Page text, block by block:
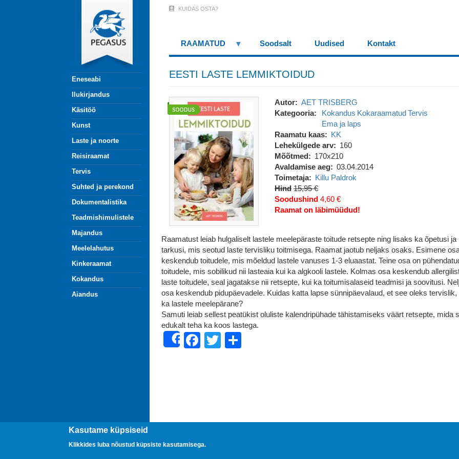
Eneseabi
Ilukirjandus
Käsitöö
Kunst
Laste ja noorte
Reisiraamat
Tervis
Suhted ja perekond
Dokumentalistika
Teadmishimulistele
Majandus
Meelelahutus
Kinkeraamat
Kokandus
Aiandus
Menu
(logged
KUIDAS OSTA?
RAAMATUD Soodsalt Uudised Kontakt
EESTI LASTE LEMMIKTOIDUD
Autor
AET TRISBERG
Kategooria
Kokandus Kokaraamatud Tervis
Ema ja laps
Raamatu kaas
KK
Lehekülgede arv
160
Mõõtmed
170x210
Avaldamise aeg
03.04.2014
Toimetaja
Killu Paldrok
Hind 15,95 €
Soodushind 4,60 €
Raamat on läbimüüdud!
Raamatust leiab hulgaliselt lastele meelepäraste toitude retsepte ning lisaks ka õpetusi ja
tarkusi, mis seotud laste tervisliku toitmisega. Raamat jaotub neljaks osaks. Esimene
keskendub toitudele, mis mõeldud lastele vanuses 1-3 eluaastat. Teine osa on
toitudele, mis sobilikud nii lasteaia kui ka algkooli lastele. Kolmas osa keskendub
laste toitudele, seal jagatakse nii retsepte, kui ka toitumisalaseid teadmisi ja soovitusi.
osa keskendub pidupäevadele. Kuidas katta lapse sünnipäevalaud, et see oleks tervislik,
ka lastele meelepärane?
Samuti leiab sellest peatükist oluliste kalendripühade tähistamiseks väärt retsepte, mida
edukalt teha ka koos lastega.
ShareFacebook
Twitter
Kasutame küpsiseid
Klikkides luba nõustud küpsiste kasutamisega.